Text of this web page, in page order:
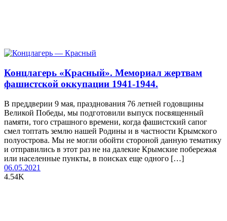
Концлагерь «Красный». Мемориал жертвам
фашистской оккупации 1941-1944.
В преддверии 9 мая, празднования 76 летней годовщины
Великой Победы, мы подготовили выпуск посвященный
памяти, того страшного времени, когда фашистский сапог
смел топтать землю нашей Родины и в частности Крымского
полуострова. Мы не могли обойти стороной данную тематику
и отправились в этот раз не на далекие Крымские побережья
или населенные пункты, в поисках еще одного […]
06.05.2021
4.54K